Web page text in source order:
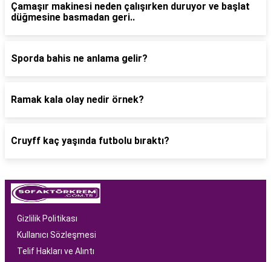
Çamaşır makinesi neden çalışırken duruyor ve başlat
düğmesine basmadan geri..
Sporda bahis ne anlama gelir?
Ramak kala olay nedir örnek?
Cruyff kaç yaşında futbolu bıraktı?
Gizlilik Politikası
Kullanıcı Sözleşmesi
Telif Hakları ve Alıntı